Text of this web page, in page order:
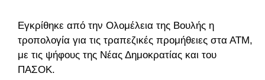
Εγκρίθηκε από την Ολομέλεια της Βουλής η
τροπολογία για τις τραπεζικές προμήθειες στα ΑΤΜ,
με τις ψήφους της Νέας Δημοκρατίας και του
ΠΑΣΟΚ.